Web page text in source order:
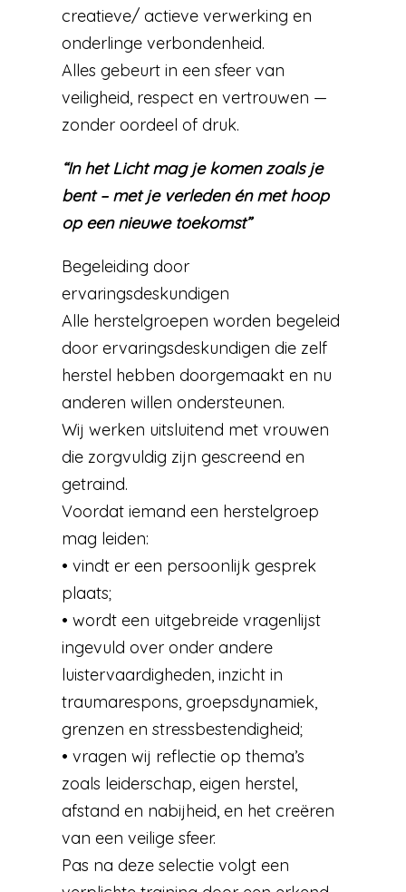
creatieve/ actieve verwerking en
onderlinge verbondenheid.
Alles gebeurt in een sfeer van
veiligheid, respect en vertrouwen —
zonder oordeel of druk.
“In het Licht mag je komen zoals je
bent – met je verleden én met hoop
op een nieuwe toekomst”
Begeleiding door
ervaringsdeskundigen
Alle herstelgroepen worden begeleid
door ervaringsdeskundigen die zelf
herstel hebben doorgemaakt en nu
anderen willen ondersteunen.
Wij werken uitsluitend met vrouwen
die zorgvuldig zijn gescreend en
getraind.
Voordat iemand een herstelgroep
mag leiden:
• vindt er een persoonlijk gesprek
plaats;
• wordt een uitgebreide vragenlijst
ingevuld over onder andere
luistervaardigheden, inzicht in
traumarespons, groepsdynamiek,
grenzen en stressbestendigheid;
• vragen wij reflectie op thema’s
zoals leiderschap, eigen herstel,
afstand en nabijheid, en het creëren
van een veilige sfeer.
Pas na deze selectie volgt een